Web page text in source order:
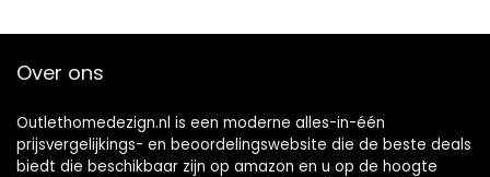
Over ons
Outlethomedezign.nl is een moderne alles-in-één
prijsvergelijkings- en beoordelingswebsite die de beste deals
biedt die beschikbaar zijn op amazon en u op de hoogte